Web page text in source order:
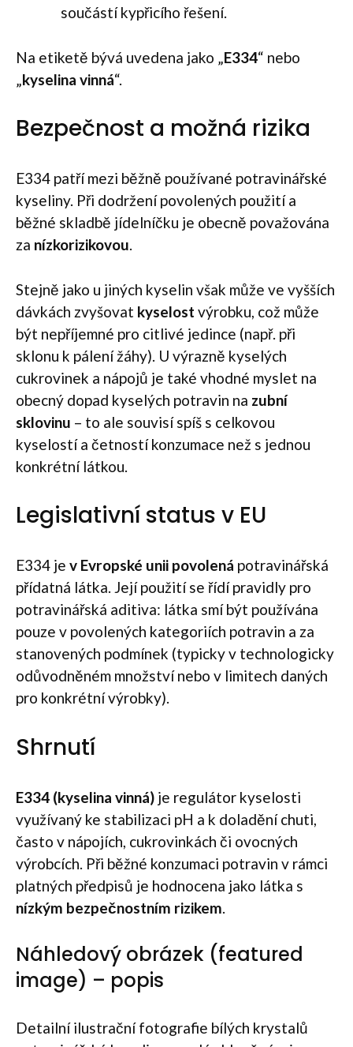
součástí kypřicího řešení.
Na etiketě bývá uvedena jako „E334“ nebo
„kyselina vinná“.
Bezpečnost a možná rizika
E334 patří mezi běžně používané potravinářské
kyseliny. Při dodržení povolených použití a
běžné skladbě jídelníčku je obecně považována
za nízkorizikovou.
Stejně jako u jiných kyselin však může ve vyšších
dávkách zvyšovat kyselost výrobku, což může
být nepříjemné pro citlivé jedince (např. při
sklonu k pálení žáhy). U výrazně kyselých
cukrovinek a nápojů je také vhodné myslet na
obecný dopad kyselých potravin na zubní
sklovinu – to ale souvisí spíš s celkovou
kyselostí a četností konzumace než s jednou
konkrétní látkou.
Legislativní status v EU
E334 je v Evropské unii povolená potravinářská
přídatná látka. Její použití se řídí pravidly pro
potravinářská aditiva: látka smí být používána
pouze v povolených kategoriích potravin a za
stanovených podmínek (typicky v technologicky
odůvodněném množství nebo v limitech daných
pro konkrétní výrobky).
Shrnutí
E334 (kyselina vinná) je regulátor kyselosti
využívaný ke stabilizaci pH a k doladění chuti,
často v nápojích, cukrovinkách či ovocných
výrobcích. Při běžné konzumaci potravin v rámci
platných předpisů je hodnocena jako látka s
nízkým bezpečnostním rizikem
Náhledový obrázek (featured
image) – popis
Detailní ilustrační fotografie bílých krystalů